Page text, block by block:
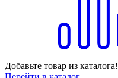
Добавьте товар из каталога!